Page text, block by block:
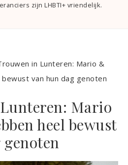
zijn LHBTI+ vriendelijk.
in Lunteren: Mario &
van hun dag genoten
Mario
heel bewust